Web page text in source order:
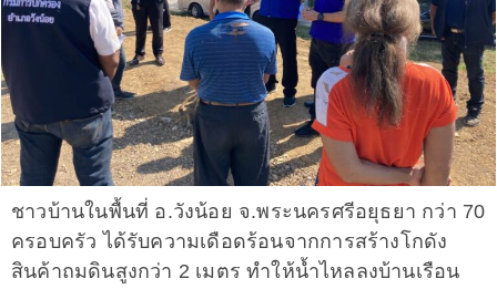
ชาวบ้านในพื้นที่ อ.วังน้อย จ.พระนครศรีอยุธยา กว่า 70
ครอบครัว ได้รับความเดือดร้อนจากการสร้างโกดัง
สินค้าถมดินสูงกว่า 2 เมตร ทำให้น้ำไหลลงบ้านเรือน